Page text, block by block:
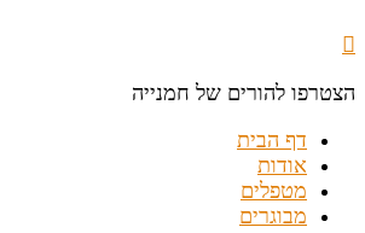
הצטרפו להורים של חמנייה
דף הבית
אודות
מטפלים
מבוגרים